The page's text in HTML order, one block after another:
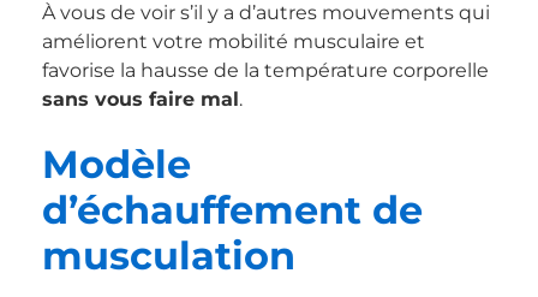
À vous de voir s’il y a d’autres mouvements qui
améliorent votre mobilité musculaire et
favorise la hausse de la température corporelle
sans vous faire mal.
Modèle
d’échauffement de
musculation